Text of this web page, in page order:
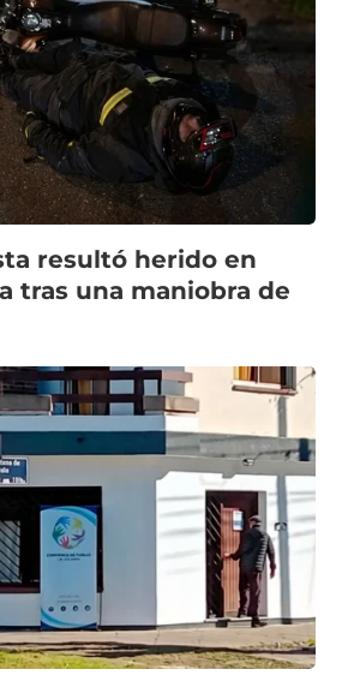
resultó herido en
tras una maniobra de